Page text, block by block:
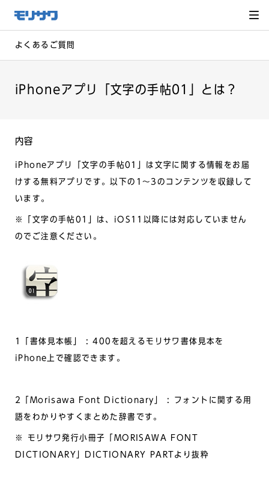
メ
ニュー
飛ばし
へ移動
よくあるご質問
iPhoneアプリ「文字の手帖01」とは？
内容
iPhoneアプリ「文字の手帖01」は文字に関する情報をお届
けする無料アプリです。以下の1～3のコンテンツを収録して
います。
※「文字の手帖01」は、iOS11以降には対応していません
のでご注意ください。
1「書体見本帳」 : 400を超えるモリサワ書体見本を
iPhone上で確認できます。
2「Morisawa Font Dictionary」 : フォントに関する用
語をわかりやすくまとめた辞書です。
※ モリサワ発行小冊子「MORISAWA FONT
DICTIONARY」DICTIONARY PARTより抜粋